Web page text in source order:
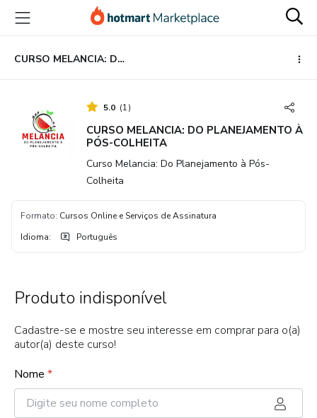
para
conteúdo
principal
para
pagamento
para
rodapé
CURSO MELANCIA: DO PLANEJAMENTO À PÓS-COLHEITA
5.0 (1)
CURSO MELANCIA: DO PLANEJAMENTO À
PÓS-COLHEITA
Curso Melancia: Do Planejamento à Pós-
Colheita
Formato: Cursos Online e Serviços de Assinatura
Idioma: Português
Produto indisponível
Cadastre-se e mostre seu interesse em comprar para o(a)
autor(a) deste curso!
Nome *